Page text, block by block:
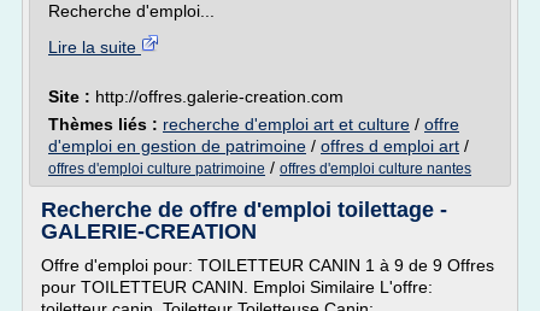
Recherche d'emploi...
Lire la suite
Site : http://offres.galerie-creation.com
Thèmes liés : recherche d'emploi art et culture / offre
d'emploi en gestion de patrimoine / offres d emploi art /
offres d'emploi culture patrimoine / offres d'emploi culture nantes
Recherche de offre d'emploi toilettage -
GALERIE-CREATION
Offre d'emploi pour: TOILETTEUR CANIN 1 à 9 de 9 Offres
pour TOILETTEUR CANIN. Emploi Similaire L'offre: